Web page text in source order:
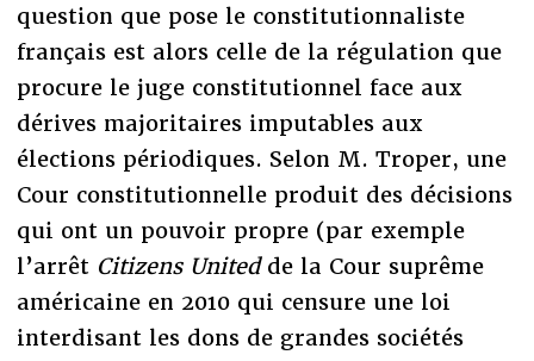
question que pose le constitutionnaliste
français est alors celle de la régulation que
procure le juge constitutionnel face aux
dérives majoritaires imputables aux
élections périodiques. Selon M. Troper, une
Cour constitutionnelle produit des décisions
qui ont un pouvoir propre (par exemple
l’arrêt Citizens Unitedde la Cour suprême
américaine en 2010 qui censure une loi
interdisant les dons de grandes sociétés